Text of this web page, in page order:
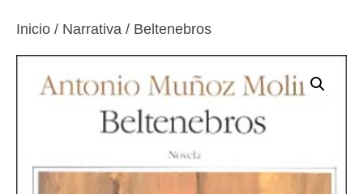
Inicio / Narrativa / Beltenebros